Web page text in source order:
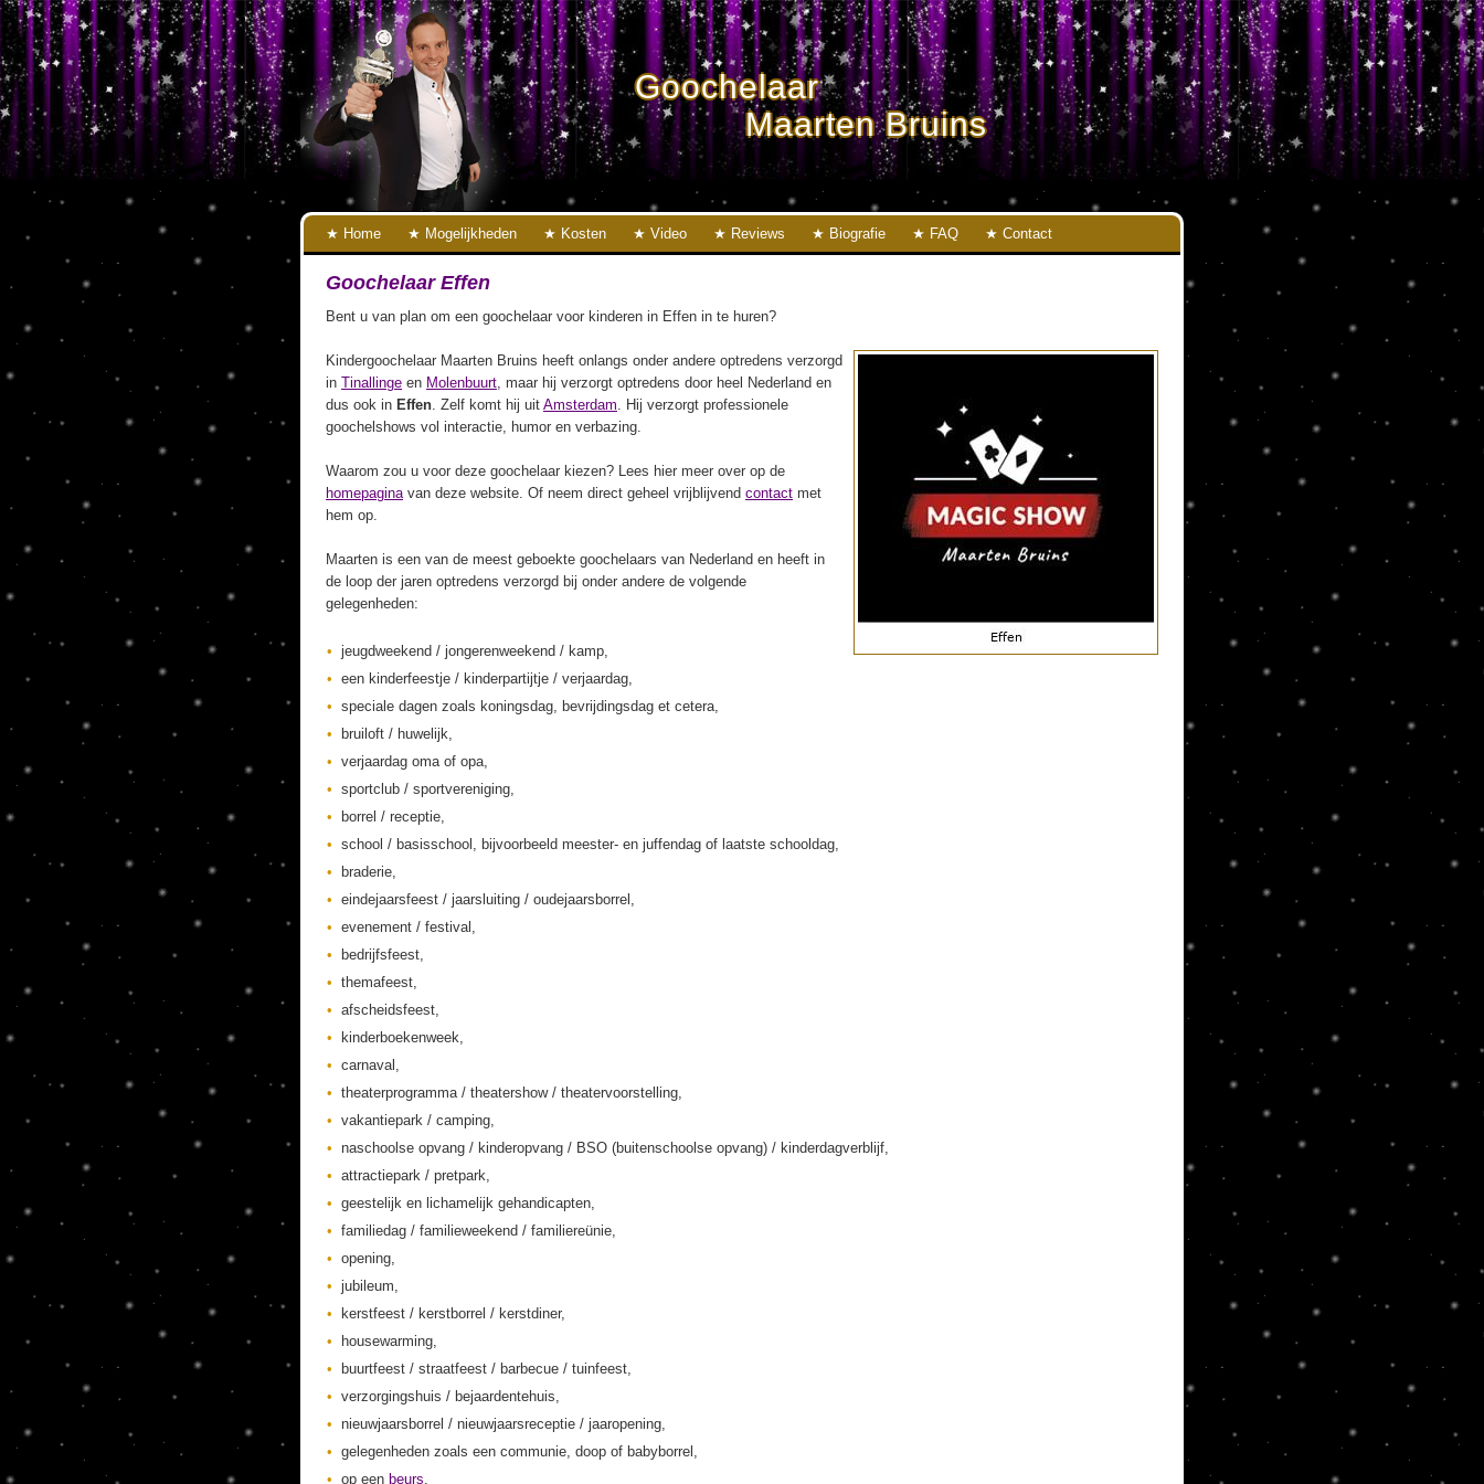
Goochelaar
Maarten Bruins
Home Mogelijkheden Kosten Video Reviews Biografie FAQ Contact
Goochelaar Effen
Bent u van plan om een goochelaar voor kinderen in Effen in te huren?
Kindergoochelaar Maarten Bruins heeft onlangs onder andere optredens verzorgd
in Tinallinge en Molenbuurt, maar hij verzorgt optredens door heel Nederland en
dus ook in Effen. Zelf komt hij uit Amsterdam. Hij verzorgt professionele
goochelshows vol interactie, humor en verbazing.
Waarom zou u voor deze goochelaar kiezen? Lees hier meer over op de
homepaginavan deze website. Of neem direct geheel vrijblijvend contact met
hem op.
Maarten is een van de meest geboekte goochelaars van Nederland en heeft in
de loop der jaren optredens verzorgd bij onder andere de volgende
gelegenheden:
jeugdweekend / jongerenweekend / kamp,
een kinderfeestje / kinderpartijtje / verjaardag,
speciale dagen zoals koningsdag, bevrijdingsdag et cetera,
bruiloft / huwelijk,
verjaardag oma of opa,
sportclub / sportvereniging,
borrel / receptie,
school / basisschool, bijvoorbeeld meester- en juffendag of laatste schooldag,
braderie,
eindejaarsfeest / jaarsluiting / oudejaarsborrel,
evenement / festival,
bedrijfsfeest,
themafeest,
afscheidsfeest,
kinderboekenweek,
carnaval,
theaterprogramma / theatershow / theatervoorstelling,
vakantiepark / camping,
naschoolse opvang / kinderopvang / BSO (buitenschoolse opvang) / kinderdagverblijf,
attractiepark / pretpark,
geestelijk en lichamelijk gehandicapten,
familiedag / familieweekend / familiereünie,
opening,
jubileum,
kerstfeest / kerstborrel / kerstdiner,
housewarming,
buurtfeest / straatfeest / barbecue / tuinfeest,
verzorgingshuis / bejaardentehuis,
nieuwjaarsborrel / nieuwjaarsreceptie / jaaropening,
gelegenheden zoals een communie, doop of babyborrel,
op een beurs,